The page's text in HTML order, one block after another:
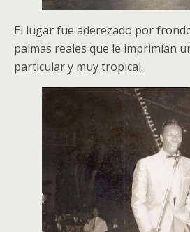
El lugar fue aderezado por
palmas reales que le imprimían
particular y muy tropical.